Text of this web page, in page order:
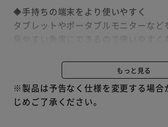
◆手持ちの端末をより使いやすく
タブレットやポータブルモニターなど
◆前後左右の様々な角度に調整しやす
高さや角度の調整が可能です。
回転台は360°回転します。
もっと見る
※製品は予告なく仕様を変更する場合
じめご了承ください。